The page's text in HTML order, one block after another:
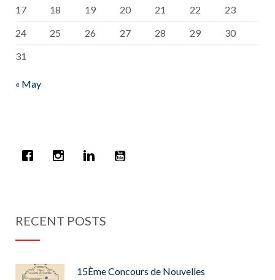
17
18 19 20 21 22
23
24
25 26 27 28 29
30
31
« May
RECENT POSTS
15Ème Concours de Nouvelles